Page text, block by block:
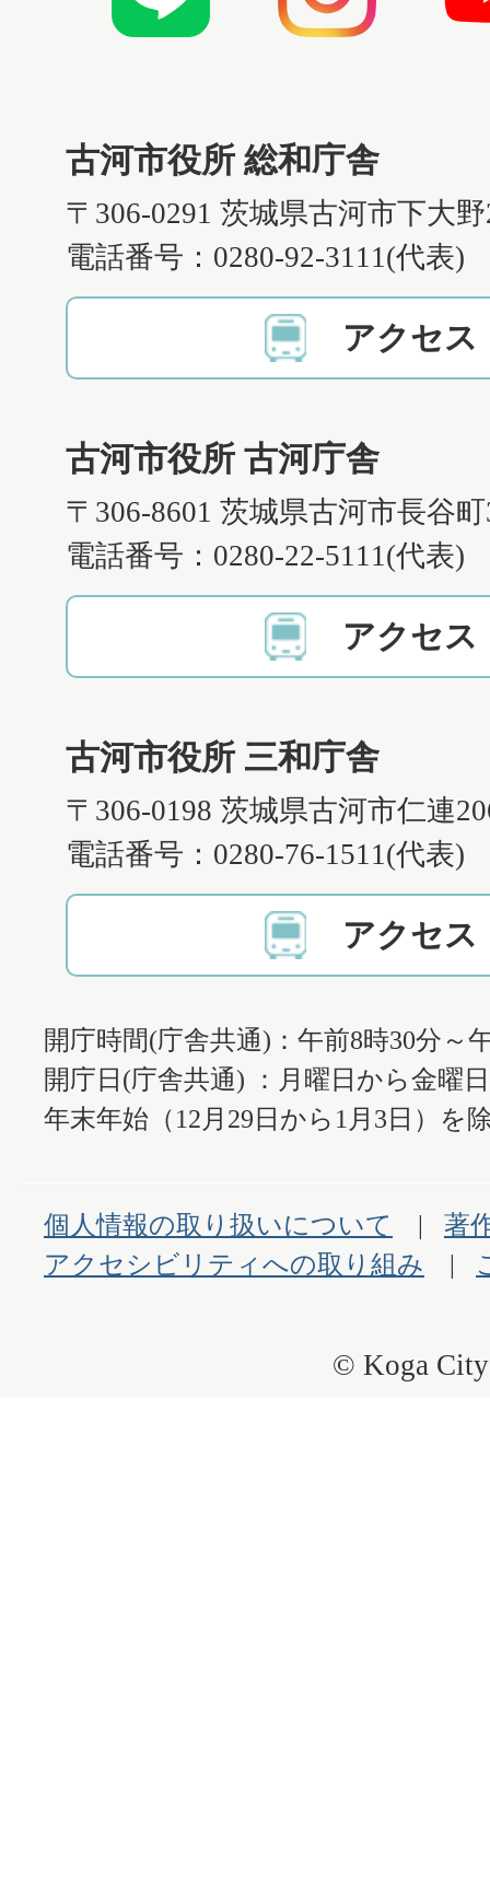
古河市役所 総和庁舎
〒306-0291 茨城県古河市下大
電話番号：0280-92-3111(代表)
アクセス
古河市役所 古河庁舎
〒306-8601 茨城県古河市長谷
電話番号：0280-22-5111(代表)
アクセス
古河市役所 三和庁舎
〒306-0198 茨城県古河市仁連
電話番号：0280-76-1511(代表)
アクセス
開庁時間(庁舎共通)：午前8時30分～
開庁日(庁舎共通) ：月曜日から金曜
年末年始（12月29日から1月3日）を
個人情報の取り扱いについて
著
アクセシビリティへの取り組み
© Koga City